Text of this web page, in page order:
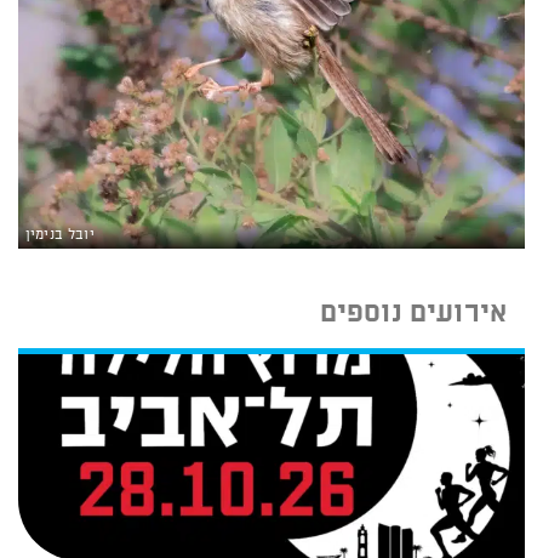
יובל בנימין
אירועים נוספים